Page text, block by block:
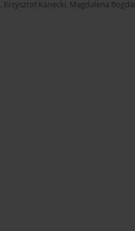
, Krzysztof Kanecki, Magdalena